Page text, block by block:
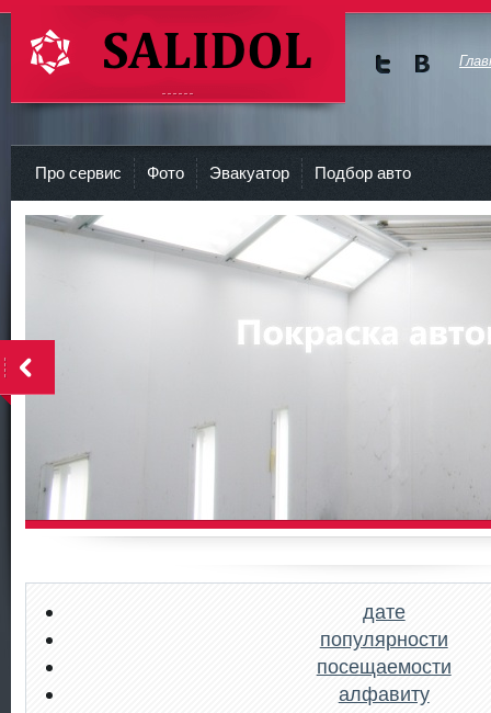
СТО Салидол | salidol в СПб и ЛО
Про сервис Фото Эвакуатор Подбор авто
дате
популярности
посещаемости
алфавиту